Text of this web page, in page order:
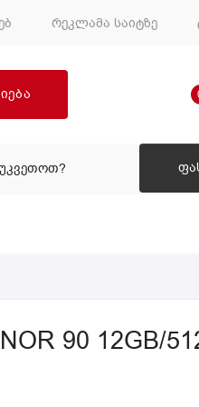
რეკლამა საიტზე
No products in the
90 12GB/